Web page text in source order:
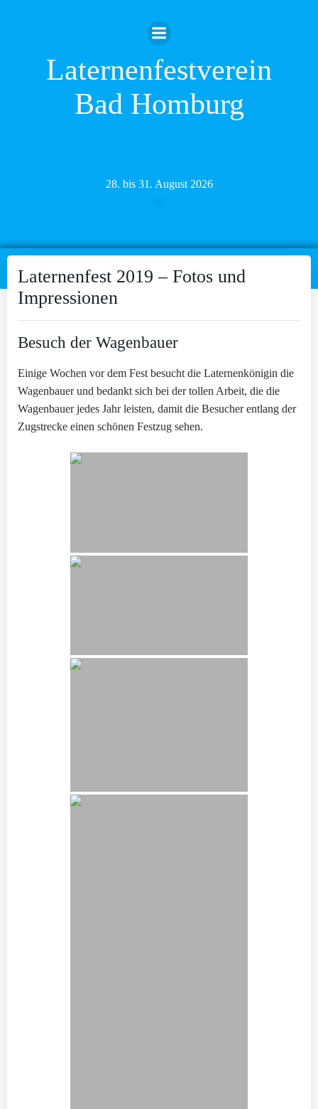
Inhalt
springen
Laternenfestverein
Bad Homburg
28. bis 31. August 2026
Laternenfest 2019 – Fotos und
Impressionen
Besuch der Wagenbauer
Einige Wochen vor dem Fest besucht die Laternenkönigin die
Wagenbauer und bedankt sich bei der tollen Arbeit, die die
Wagenbauer jedes Jahr leisten, damit die Besucher entlang der
Zugstrecke einen schönen Festzug sehen.